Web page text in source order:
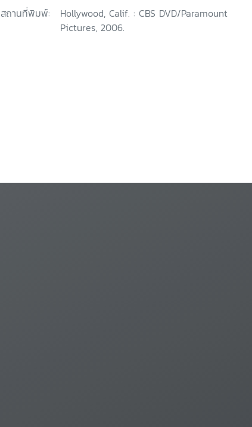
สถานที่พิมพ์:
Hollywood, Calif. : CBS DVD/Paramount
Pictures, 2006.